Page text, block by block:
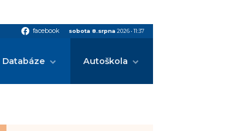
facebook facebook sobota 8.srpna 2026•11:37
Databáze Autoškola